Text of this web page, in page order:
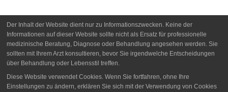
Der Inhalt der Website dient nur zu Informationszwecken. Keine der
Informationen auf dieser Website sollte nicht als Ersatz für professionelle
medizinische Beratung, Diagnose oder Behandlung angesehen werden. Sie
sollten mit Ihrem Arzt konsultieren, bevor Sie irgendwelche Entscheidungen
über Behandlung oder Lebensstil treffen.
Diese Website verwendet Cookies. Wenn Sie fortfahren, ohne Ihre
Einstellungen zu ändern, erklären Sie sich mit der Verwendung von Cookies